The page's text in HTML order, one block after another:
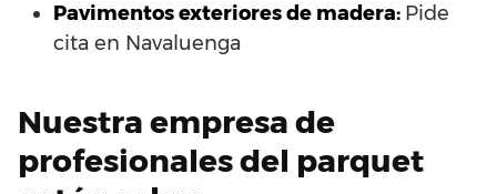
Pavimentos exteriores de madera: Pide
cita en Navaluenga
Nuestra empresa de
profesionales del parquet